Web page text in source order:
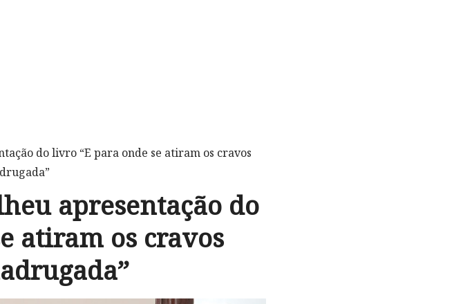
do livro “E para onde se atiram os cravos
apresentação do
atiram os cravos